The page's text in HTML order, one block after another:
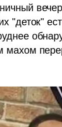
"деток"
махом